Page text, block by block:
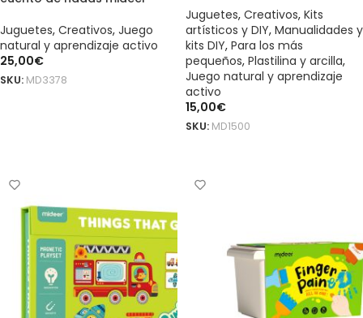
Juguetes, Creativos, Juego
natural y aprendizaje activo
25,00€
SKU: MD3378
Juguetes, Creativos, Kits
artísticos y DIY, Manualidades y
kits DIY, Para los más
pequeños, Plastilina y arcilla,
Juego natural y aprendizaje
activo
15,00€
SKU: MD1500